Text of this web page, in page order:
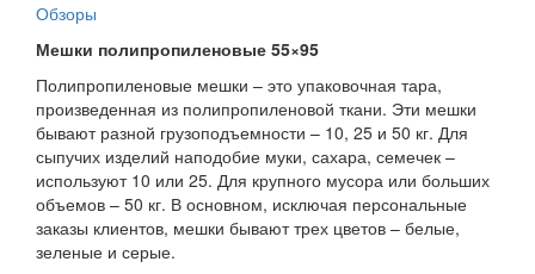
Обзоры
Мешки полипропиленовые 55×95
Полипропиленовые мешки – это упаковочная тара,
произведенная из полипропиленовой ткани. Эти мешки
бывают разной грузоподъемности – 10, 25 и 50 кг. Для
сыпучих изделий наподобие муки, сахара, семечек –
используют 10 или 25. Для крупного мусора или больших
объемов – 50 кг. В основном, исключая персональные
заказы клиентов, мешки бывают трех цветов – белые,
зеленые и серые.